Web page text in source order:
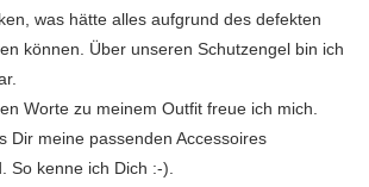
was hätte alles aufgrund des defekten
können. Über unseren Schutzengel bin ich
Worte zu meinem Outfit freue ich mich.
Dir meine passenden Accessoires
So kenne ich Dich :-).